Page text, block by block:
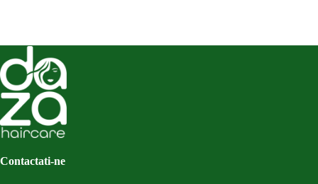
Contactati-ne